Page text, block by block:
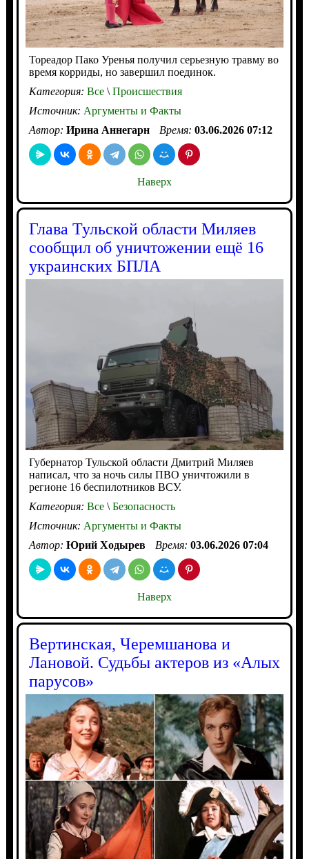
Тореадор Пако Уренья получил серьезную травму во
время корриды, но завершил поединок.
Категория: Все\Происшествия
Источник: Аргументы и Факты
Автор: Ирина Аннегарн Время: 03.06.2026 07:12
Наверх
Глава Тульской области Миляев
сообщил об уничтожении ещё 16
украинских БПЛА
Губернатор Тульской области Дмитрий Миляев
написал, что за ночь силы ПВО уничтожили в
регионе 16 беспилотников ВСУ.
Категория: Все\Безопасность
Источник: Аргументы и Факты
Автор: Юрий Ходырев Время: 03.06.2026 07:04
Наверх
Вертинская, Черемшанова и
Лановой. Судьбы актеров из «Алых
парусов»